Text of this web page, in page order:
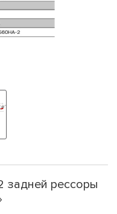
задней рессоры